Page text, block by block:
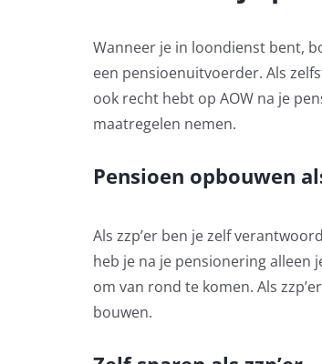
Wanneer je in loondienst bent,
een pensioenuitvoerder. Als
ook recht hebt op AOW na je
maatregelen nemen.
Pensioen opbouwen
Als zzp’er ben je zelf
heb je na je pensionering alleen
om van rond te komen. Als
bouwen.